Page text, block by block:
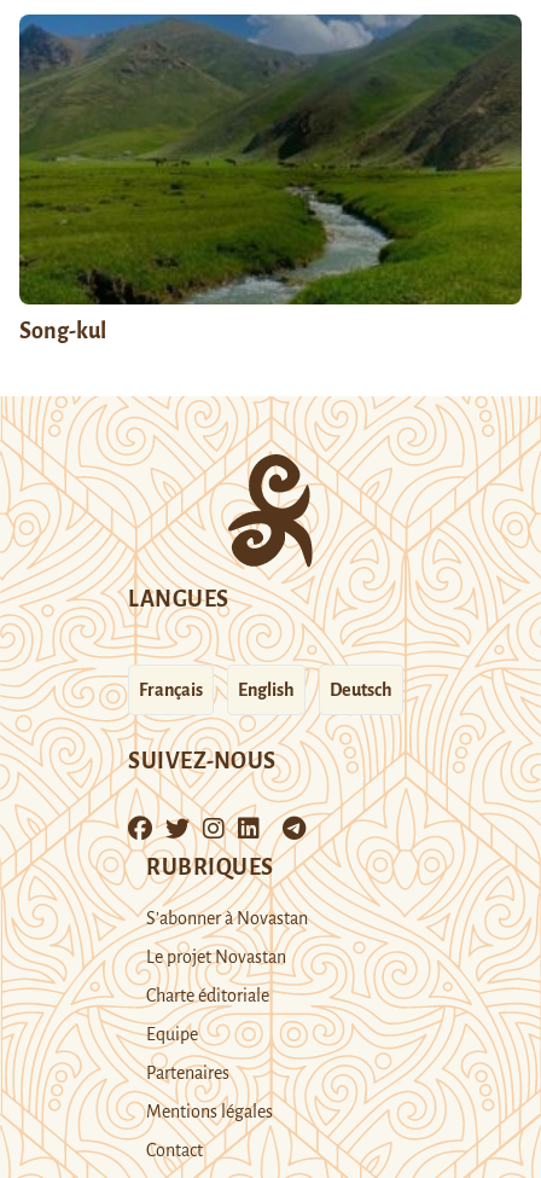
Song-kul
LANGUES
Français English Deutsch
SUIVEZ-NOUS
RUBRIQUES
S’abonner à Novastan
Le projet Novastan
Charte éditoriale
Equipe
Partenaires
Mentions légales
Contact